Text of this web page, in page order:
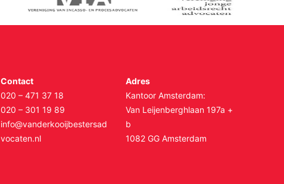
Contact
020 – 471 37 18
020 – 301 19 89
info@vanderkooijbestersad
vocaten.nl
Adres
Kantoor Amsterdam:
Van Leijenberghlaan 197a +
b
1082 GG Amsterdam